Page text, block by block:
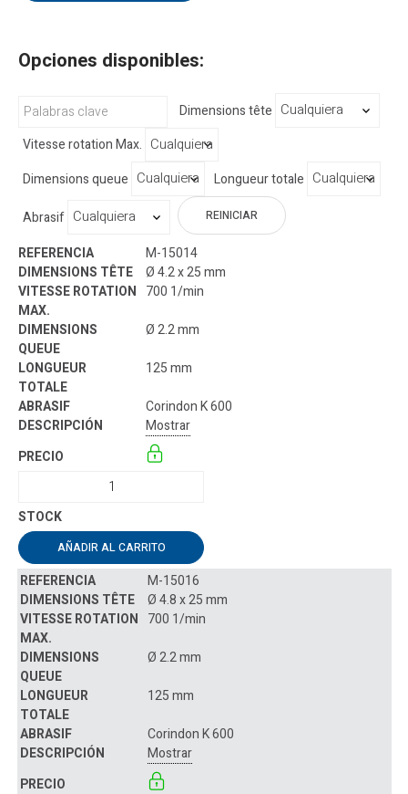
Opciones disponibles:
Dimensions tête
Vitesse rotation Max.
Dimensions queue
Longueur totale
Abrasif
REINICIAR
M-15014
Ø 4.2 x 25 mm
700 1/min
Ø 2.2 mm
125 mm
Corindon K 600
Mostrar
AÑADIR AL CARRITO
M-15016
Ø 4.8 x 25 mm
700 1/min
Ø 2.2 mm
125 mm
Corindon K 600
Mostrar